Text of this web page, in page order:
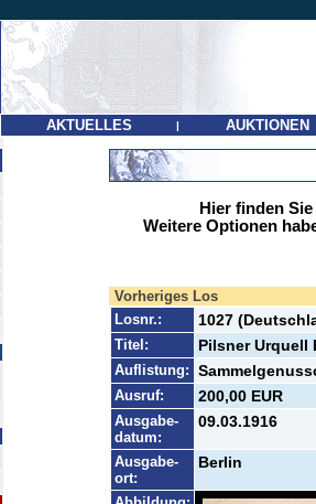
AKTUELLES | AUKTIONEN
Hier finden
Weitere Optionen
Vorheriges Los
Losnr.:
1027
Titel: Pilsner Urquell
Auflistung:
Ausruf: 200,00 EUR
Ausgabe-
datum:
09.03.1916
Ausgabe-
ort:
Berlin